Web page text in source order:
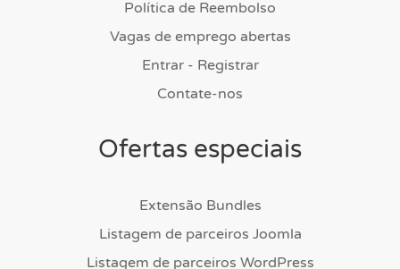
Política de Reembolso
Vagas de emprego abertas
Entrar - Registrar
Contate-nos
Ofertas especiais
Extensão Bundles
Listagem de parceiros Joomla
Listagem de parceiros WordPress